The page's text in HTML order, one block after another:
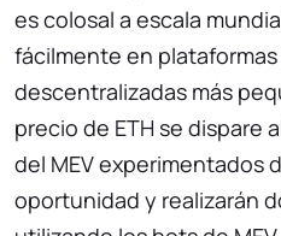
es colosal a escala
fácilmente en
descentralizadas más
precio de ETH se dispare
del MEV experimentados
oportunidad y realizarán